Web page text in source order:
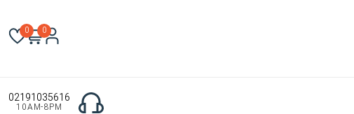
0
0
02191035616
10AM-8PM